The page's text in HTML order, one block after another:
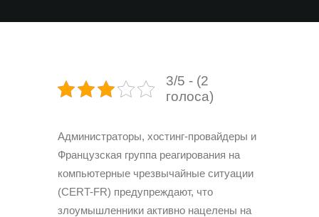
3/5 - (2
голоса)
Администраторы, хостинг-провайдеры и
Французская группа реагирования на
компьютерные чрезвычайные ситуации
(CERT-FR) предупреждают, что
злоумышленники активно нацелены на